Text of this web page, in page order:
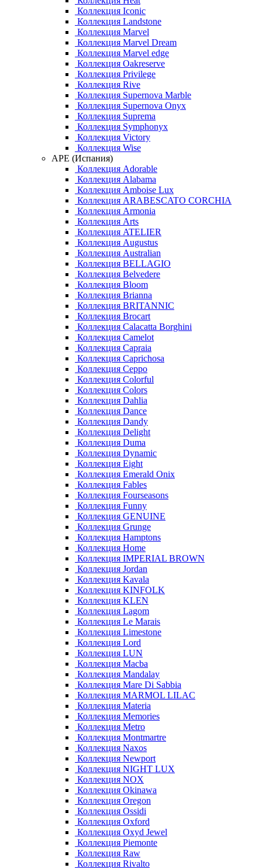
Коллекция Iconic
Коллекция Landstone
Коллекция Marvel
Коллекция Marvel Dream
Коллекция Marvel edge
Коллекция Oakreserve
Коллекция Privilege
Коллекция Rive
Коллекция Supernova Marble
Коллекция Supernova Onyx
Коллекция Suprema
Коллекция Symphonyx
Коллекция Victory
Коллекция Wise
APE (Испания)
Коллекция Adorable
Коллекция Alabama
Коллекция Amboise Lux
Коллекция ARABESCATO CORCHIA
Коллекция Armonia
Коллекция Arts
Коллекция ATELIER
Коллекция Augustus
Коллекция Australian
Коллекция BELLAGIO
Коллекция Belvedere
Коллекция Bloom
Коллекция Brianna
Коллекция BRITANNIC
Коллекция Brocart
Коллекция Calacatta Borghini
Коллекция Camelot
Коллекция Capraia
Коллекция Caprichosa
Коллекция Ceppo
Коллекция Colorful
Коллекция Colors
Коллекция Dahlia
Коллекция Dance
Коллекция Dandy
Коллекция Delight
Коллекция Duma
Коллекция Dynamic
Коллекция Eight
Коллекция Emerald Onix
Коллекция Fables
Коллекция Fourseasons
Коллекция Funny
Коллекция GENUINE
Коллекция Grunge
Коллекция Hamptons
Коллекция Home
Коллекция IMPERIAL BROWN
Коллекция Jordan
Коллекция Kavala
Коллекция KINFOLK
Коллекция KLEN
Коллекция Lagom
Коллекция Le Marais
Коллекция Limestone
Коллекция Lord
Коллекция LUN
Коллекция Macba
Коллекция Mandalay
Коллекция Mare Di Sabbia
Коллекция MARMOL LILAC
Коллекция Materia
Коллекция Memories
Коллекция Metro
Коллекция Montmartre
Коллекция Naxos
Коллекция Newport
Коллекция NIGHT LUX
Коллекция NOX
Коллекция Okinawa
Коллекция Oregon
Коллекция Ossidi
Коллекция Oxford
Коллекция Oxyd Jewel
Коллекция Piemonte
Коллекция Raw
Коллекция Rivalto